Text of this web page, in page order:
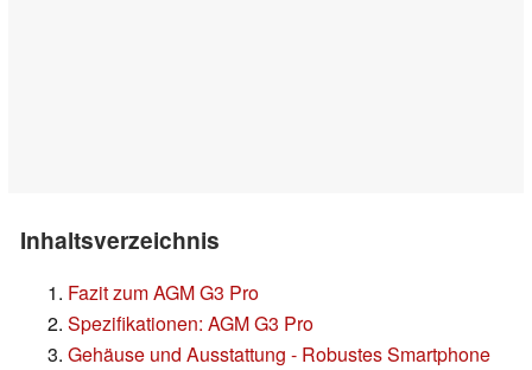
Inhaltsverzeichnis
Fazit zum AGM G3 Pro
Spezifikationen: AGM G3 Pro
Gehäuse und Ausstattung - Robustes Smartphone